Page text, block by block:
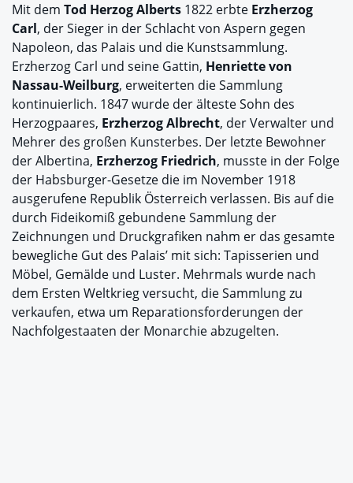
Mit dem Tod Herzog Alberts 1822 erbte Erzherzog
Carl, der Sieger in der Schlacht von Aspern gegen
Napoleon, das Palais und die Kunstsammlung.
Erzherzog Carl und seine Gattin, Henriette von
Nassau-Weilburg, erweiterten die Sammlung
kontinuierlich. 1847 wurde der älteste Sohn des
Herzogpaares, Erzherzog Albrecht, der Verwalter und
Mehrer des großen Kunsterbes. Der letzte Bewohner
der Albertina, Erzherzog Friedrich, musste in der Folge
der Habsburger-Gesetze die im November 1918
ausgerufene Republik Österreich verlassen. Bis auf die
durch Fideikomiß gebundene Sammlung der
Zeichnungen und Druckgrafiken nahm er das gesamte
bewegliche Gut des Palais’ mit sich: Tapisserien und
Möbel, Gemälde und Luster. Mehrmals wurde nach
dem Ersten Weltkrieg versucht, die Sammlung zu
verkaufen, etwa um Reparationsforderungen der
Nachfolgestaaten der Monarchie abzugelten.